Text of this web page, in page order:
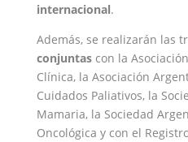
internacional.
Además, se realizarán las
conjuntascon la
Clínica, la Asociación
Cuidados Paliativos, la
Mamaria, la Sociedad
Oncológica y con el